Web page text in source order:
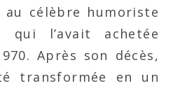
célèbre humoriste
qui l’avait achetée
Après son décès,
transformée en un